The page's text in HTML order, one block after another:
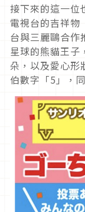
接下來的這一位
電視台的吉祥物
台與三麗鷗合作
星球的熊貓王子
朵，以及愛心形
伯數字「5」，